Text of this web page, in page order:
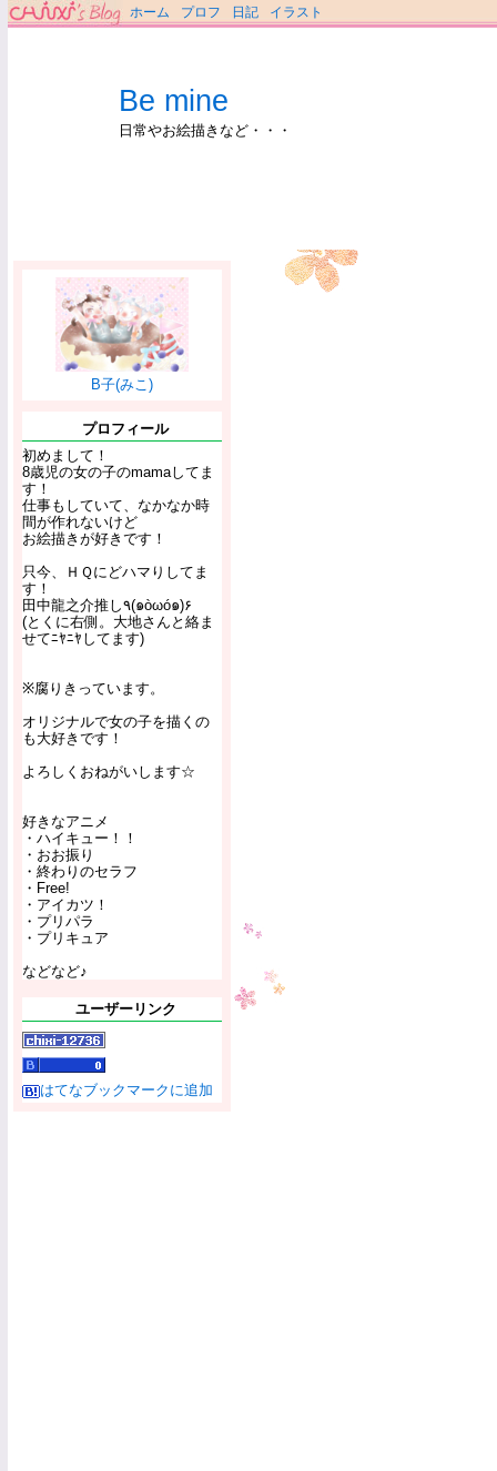
ホーム プロフ 日記 イラスト
Be mine
日常やお絵描きなど・・・
B子(みこ)
プロフィール
初めまして！
8歳児の女の子のmamaしてま
す！
仕事もしていて、なかなか時
間が作れないけど
お絵描きが好きです！
只今、ＨＱにどハマりしてま
す！
田中龍之介推し٩(๑òωó๑)۶
(とくに右側。大地さんと絡ま
せてﾆﾔﾆﾔしてます)
※腐りきっています。
オリジナルで女の子を描くの
も大好きです！
よろしくおねがいします☆
好きなアニメ
・ハイキュー！！
・おお振り
・終わりのセラフ
・Free!
・アイカツ！
・プリパラ
・プリキュア
などなど♪
ユーザーリンク
はてなブックマークに追加